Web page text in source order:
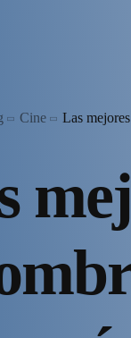
Cine Las